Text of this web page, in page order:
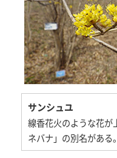
サンシュユ
線香花火のような花が
ネバナ」の別名がある